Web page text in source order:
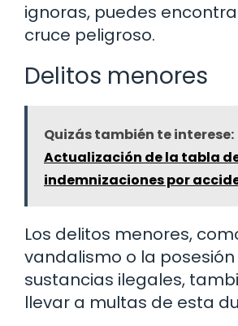
ignoras, puedes
cruce peligroso.
Delitos menores
Quizás también te interese:
Actualización de la tabla
indemnizaciones por
Los delitos menores,
vandalismo o la
sustancias ilegales,
llevar a multas de esta